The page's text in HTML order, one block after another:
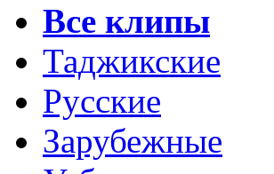
Все клипы
Таджикские
Русские
Зарубежные